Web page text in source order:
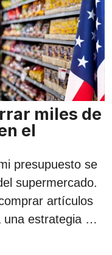
miles de
el
presupuesto se
supermercado.
artículos
una estrategia …